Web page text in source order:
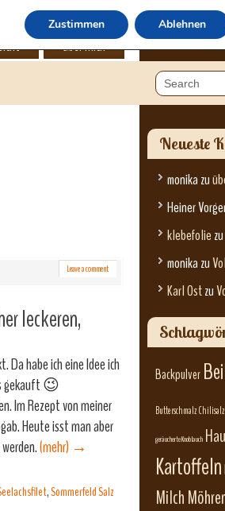
über mich
Leave a comment
leckeren,
Da habe ich eine Idee ich
gekauft 😉
Im Rezept von meiner
Heute isst man aber
(mehr) →
,Sommerfeld Salz
Neueste
monika zu
Heiner
klebefolie zu
monika zu
Karl Ostzu
Backpulver
ButterschmalzChilisalz
geräucherte Knoblauch
Kartoffeln
Milch
Zustimmen Ablehnen